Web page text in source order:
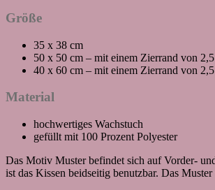
Größe
35 x 38 cm
50 x 50 cm – mit einem Zierrand von
40 x 60 cm – mit einem Zierrand von
Material
hochwertiges Wachstuch
gefüllt mit 100 Prozent Polyester
Das Motiv Muster befindet sich auf Vorder-
ist das Kissen beidseitig benutzbar. Das Muster